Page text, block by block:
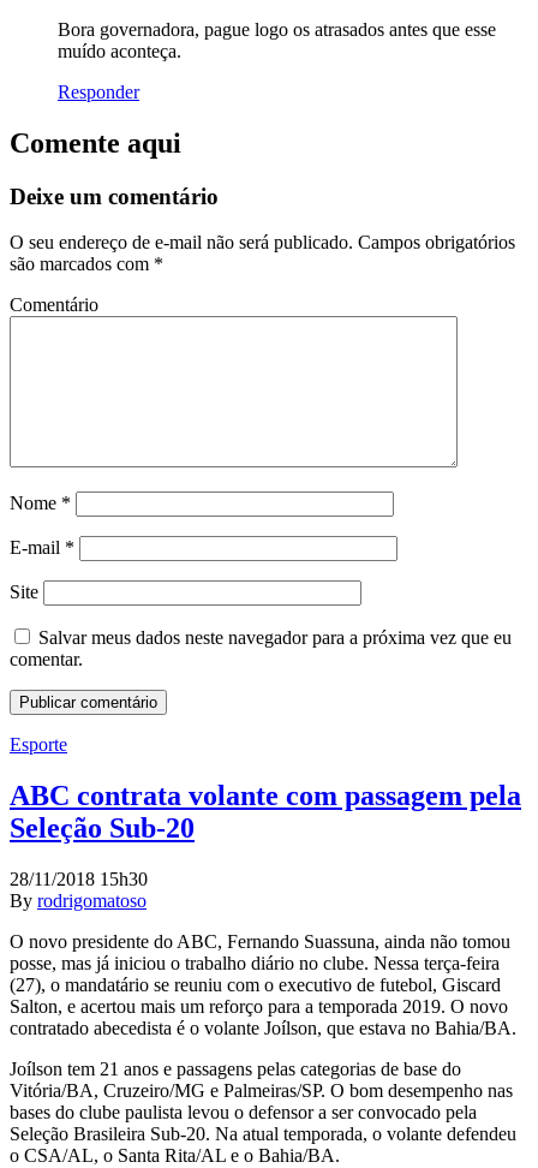
Bora governadora, pague logo os atrasados antes que esse
muído aconteça.
Responder
Comente aqui
Deixe um comentário
O seu endereço de e-mail não será publicado. Campos obrigatórios
são marcados com *
Comentário
Nome *
E-mail *
Site
Salvar meus dados neste navegador para a próxima vez que eu
comentar.
Esporte
ABC contrata volante com passagem pela
Seleção Sub-20
28/11/2018 15h30
By rodrigomatoso
O novo presidente do ABC, Fernando Suassuna, ainda não tomou
posse, mas já iniciou o trabalho diário no clube. Nessa terça-feira
(27), o mandatário se reuniu com o executivo de futebol, Giscard
Salton, e acertou mais um reforço para a temporada 2019. O novo
contratado abecedista é o volante Joílson, que estava no Bahia/BA.
Joílson tem 21 anos e passagens pelas categorias de base do
Vitória/BA, Cruzeiro/MG e Palmeiras/SP. O bom desempenho nas
bases do clube paulista levou o defensor a ser convocado pela
Seleção Brasileira Sub-20. Na atual temporada, o volante defendeu
o CSA/AL, o Santa Rita/AL e o Bahia/BA.